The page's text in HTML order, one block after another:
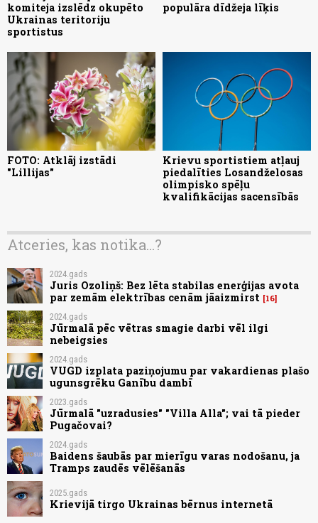
komiteja izslēdz okupēto
Ukrainas teritoriju
sportistus
populāra dīdžeja līķis
FOTO: Atklāj izstādi
"Lillijas"
Krievu sportistiem atļauj
piedalīties Losandželosas
olimpisko spēļu
kvalifikācijas sacensībās
Atceries, kas notika...?
2024.gads
Juris Ozoliņš: Bez lēta stabilas enerģijas avota
par zemām elektrības cenām jāaizmirst
16
2024.gads
Jūrmalā pēc vētras smagie darbi vēl ilgi
nebeigsies
2024.gads
VUGD izplata paziņojumu par vakardienas plašo
ugunsgrēku Ganību dambī
2023.gads
Jūrmalā "uzradusies" "Villa Alla"; vai tā pieder
Pugačovai?
2024.gads
Baidens šaubās par mierīgu varas nodošanu, ja
Tramps zaudēs vēlēšanās
2025.gads
Krievijā tirgo Ukrainas bērnus internetā